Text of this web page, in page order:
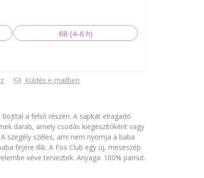
68 (4-6 h)
Küldés e-mailben
a felső részén. A sapkát elragadó
darab, amely csodás kiegészítőként vagy
szegély széles, ami nem nyomja a baba
fejére illik. A Fox Club egy új, meseszép
véve terveztek. Anyaga: 100% pamut.